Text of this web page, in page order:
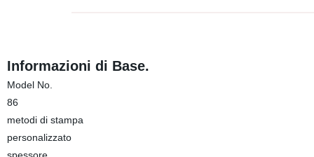
Informazioni di Base.
Model No.
86
metodi di stampa
personalizzato